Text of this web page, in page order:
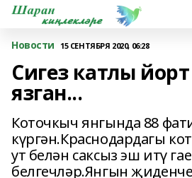
Новости 15 СЕНТЯБРЯ 2020, 06:28
Сигез катлы
язган...
Коточкыч янгында 88
күргән.Краснодардагы
ут белән саксыз эш итү
белгечләр.Янгын